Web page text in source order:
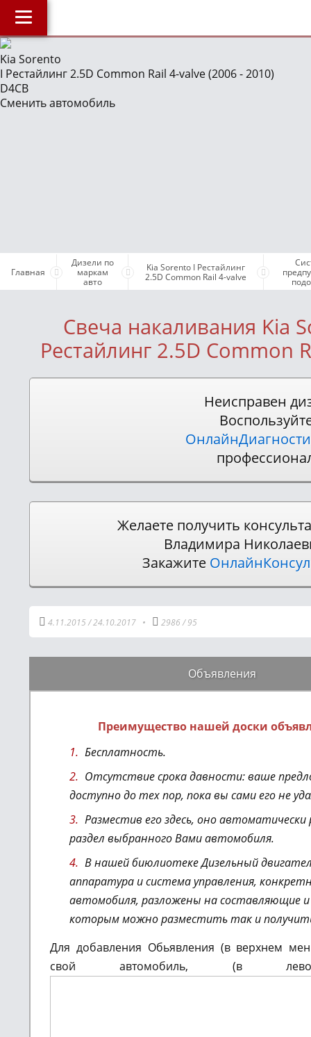
J
О компании
Наши услуги
Поддержка проекта и оплата услуг
Kia Sorento
I Рестайлинг 2.5D Common Rail 4-valve (2006 - 2010)
D4CB
Сменить автомобиль
Главная
Дизели по
маркам
авто
Kia Sorento I Рестайлинг
2.5D Common Rail 4-valve
Свеча накаливания Kia
Рестайлинг 2.5D Common
Неисправен
Желаете получить
Владимира
Закажите
4.11.2015 /24.10.2017 • 2986/95
Объявления
Преимущество нашей доски
Бесплатность.
Отсутствие срока давности: ваше
доступно до тех пор, пока вы сами его не
Разместив его здесь, оно
раздел выбранного Вами автомобиля.
В нашей биюлиотеке Дизельный
аппаратура и система управления,
автомобиля, разложены на составляющие
которым можно разместить так и
Для добавления Обьявления (в верхнем
свой автомобиль, (в